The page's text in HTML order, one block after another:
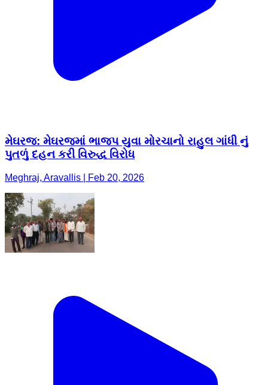
મેઘરજ: મેઘરજમાં ભાજપ યુવા મોરચાનો રાહુલ ગાંધી નું
પુતળું દહન કરી વિરુદ્ધ વિરોધ
Meghraj, Aravallis | Feb 20, 2026